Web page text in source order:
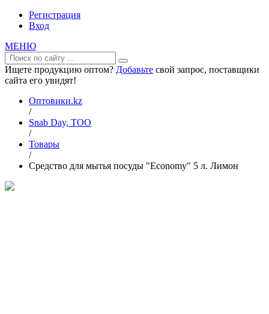
Регистрация
Вход
МЕНЮ
Ищете продукцию оптом? Добавьте свой запрос, поставщики
сайта его увидят!
Оптовики.kz
/
Snab Day, ТОО
/
Товары
/
Средство для мытья посуды "Economy" 5 л. Лимон